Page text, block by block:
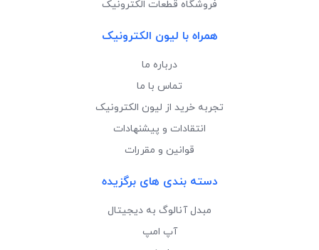
فروشگاه قطعات الکترونیک
همراه با لیون الکترونیک
درباره ما
تماس با ما
تجربه خرید از لیون الکترونیک
انتقادات و پیشنهادات
قوانین و مقررات
دسته بندی های برگزیده
مبدل آنالوگ به دیجیتال
آپ امپ